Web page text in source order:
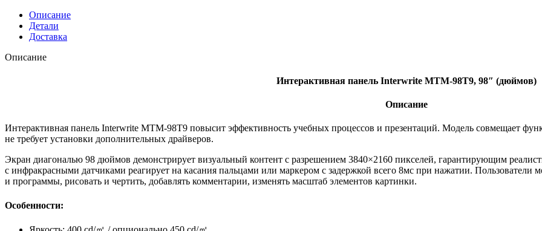
Описание
Детали
Доставка
Описание
Интерактивная панель Interwrite MTM-98T9, 98″ (дюймов)
Описание
Интерактивная панель Interwrite MTM-98T9 повысит эффективность учебных процессов и презентаций. Модель совмещает
не требует установки дополнительных драйверов.
Экран диагональю 98 дюймов демонстрирует визуальный контент с разрешением 3840×2160 пикселей, гарантирующим
с инфракрасными датчиками реагирует на касания пальцами или маркером с задержкой всего 8мс при нажатии. Пользователи
и программы, рисовать и чертить, добавлять комментарии, изменять масштаб элементов картинки.
Особенности: